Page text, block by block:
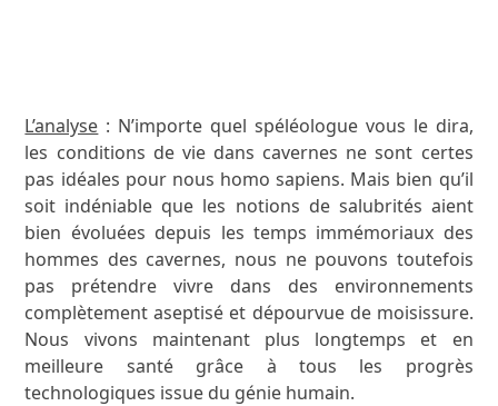
L’analyse : N’importe quel spéléologue vous le dira,
les conditions de vie dans cavernes ne sont certes
pas idéales pour nous homo sapiens. Mais bien qu’il
soit indéniable que les notions de salubrités aient
bien évoluées depuis les temps immémoriaux des
hommes des cavernes, nous ne pouvons toutefois
pas prétendre vivre dans des environnements
complètement aseptisé et dépourvue de moisissure.
Nous vivons maintenant plus longtemps et en
meilleure santé grâce à tous les progrès
technologiques issue du génie humain.